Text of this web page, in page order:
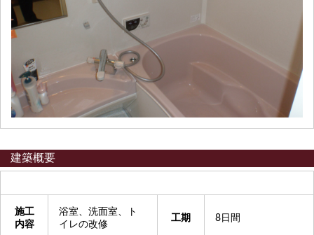
建築概要
施工
内容
浴室、洗面室、ト
イレの改修
工期 8日間